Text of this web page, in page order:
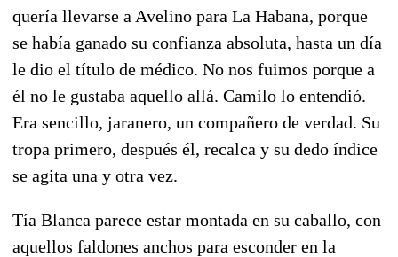
quería llevarse a Avelino para La Habana, porque
se había ganado su confianza absoluta, hasta un día
le dio el título de médico. No nos fuimos porque a
él no le gustaba aquello allá. Camilo lo entendió.
Era sencillo, jaranero, un compañero de verdad. Su
tropa primero, después él, recalca y su dedo índice
se agita una y otra vez.
Tía Blanca parece estar montada en su caballo, con
aquellos faldones anchos para esconder en la